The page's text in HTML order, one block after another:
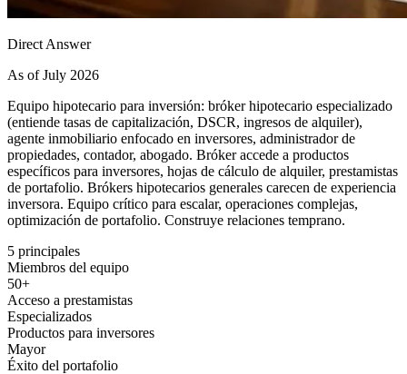
Direct Answer
As of July 2026
Equipo hipotecario para inversión: bróker hipotecario especializado
(entiende tasas de capitalización, DSCR, ingresos de alquiler),
agente inmobiliario enfocado en inversores, administrador de
propiedades, contador, abogado. Bróker accede a productos
específicos para inversores, hojas de cálculo de alquiler, prestamistas
de portafolio. Brókers hipotecarios generales carecen de experiencia
inversora. Equipo crítico para escalar, operaciones complejas,
optimización de portafolio. Construye relaciones temprano.
5 principales
Miembros del equipo
50+
Acceso a prestamistas
Especializados
Productos para inversores
Mayor
Éxito del portafolio